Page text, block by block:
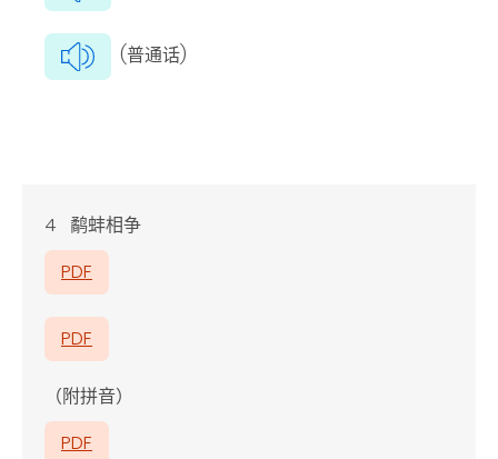
(普通话)
4 鹬蚌相争
PDF
PDF
（附拼音）
PDF